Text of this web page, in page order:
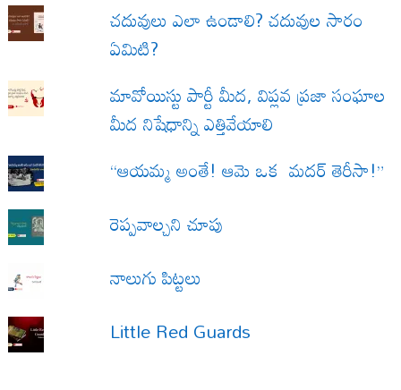
చదువులు ఎలా ఉండాలి? చదువుల సారం
ఏమిటి?
మావోయిస్టు పార్టీ మీద, విప్లవ ప్రజా సంఘాల
మీద నిషేధాన్ని ఎత్తివేయాలి
“ఆయమ్మ అంతే! ఆమె ఒక మదర్ తెరీసా!”
రెప్పవాల్చని చూపు
నాలుగు పిట్టలు
Little Red Guards